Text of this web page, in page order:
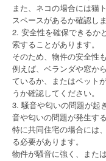
また、ネコの場合には猫
スペースがあるか確認しま
2. 安全性を確保できるか
索することがあります。
そのため、物件の安全性
例えば、ベランダや窓か
ているか、またはペット
うか確認してください。
3. 騒音や匂いの問題が起
音や匂いの問題が発生す
特に共同住宅の場合には
る必要があります。
物件が騒音に強く、また